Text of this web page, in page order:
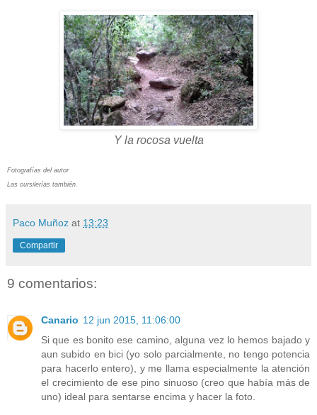
Y la rocosa vuelta
Fotografías del autor
Las cursilerías también.
Paco Muñoz at 13:23
Compartir
9 comentarios:
Canario 12 jun 2015, 11:06:00
Si que es bonito ese camino, alguna vez lo hemos bajado y
aun subido en bici (yo solo parcialmente, no tengo potencia
para hacerlo entero), y me llama especialmente la atención
el crecimiento de ese pino sinuoso (creo que había más de
uno) ideal para sentarse encima y hacer la foto.